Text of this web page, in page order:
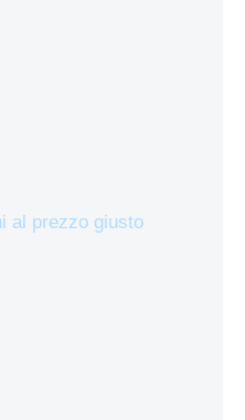
al prezzo giusto